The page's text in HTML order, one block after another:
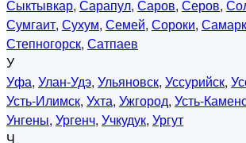
Сыктывкар, Сарапул, Саров, Серов,
Сумгаит, Сухум, Семей, Сороки,
Степногорск, Сатпаев
У
Уфа, Улан-Удэ, Ульяновск, Уссурийск,
Усть-Илимск, Ухта, Ужгород, Усть-
Унгены, Ургенч, Учкудук, Ургут
Ч